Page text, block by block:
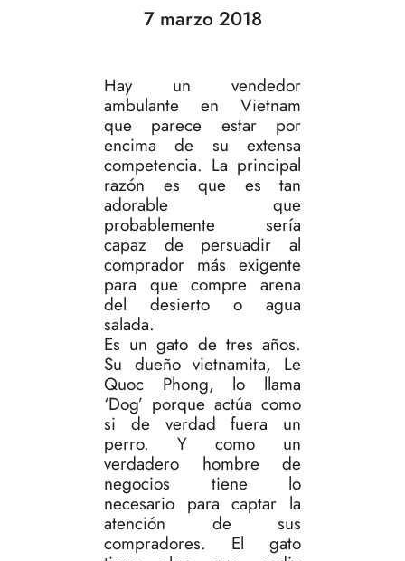
7 marzo 2018
Hay un vendedor
ambulante en Vietnam
que parece estar por
encima de su extensa
competencia. La principal
razón es que es tan
adorable que
probablemente sería
capaz de persuadir al
comprador más exigente
para que compre arena
del desierto o agua
salada.
Es un gato de tres años.
Su dueño vietnamita, Le
Quoc Phong, lo llama
‘Dog’ porque actúa como
si de verdad fuera un
perro. Y como un
verdadero hombre de
negocios tiene lo
necesario para captar la
atención de sus
compradores. El gato